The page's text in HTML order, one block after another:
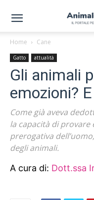
Home Cane
Gatto attualità
Gli animali
emozioni?
Come già aveva
la capacità di
prerogativa
degli animali.
A cura di: Dott.ssa